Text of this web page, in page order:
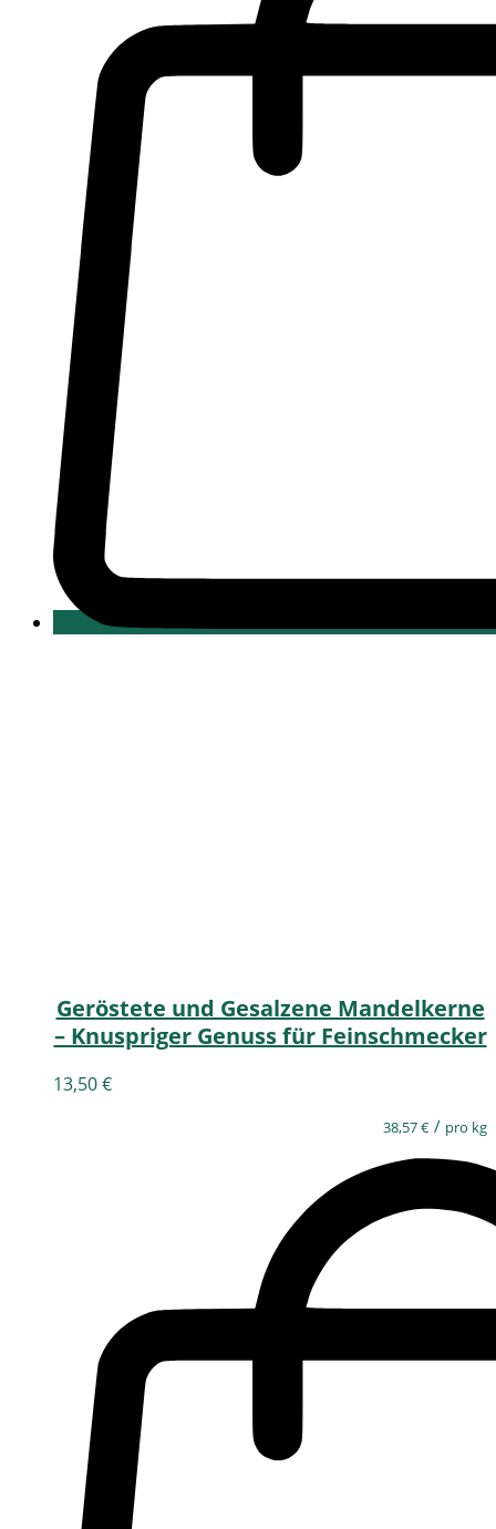
Geröstete und Gesalzene Mandelkerne
– Knuspriger Genuss für Feinschmecker
13,50€
38,57€ / pro kg